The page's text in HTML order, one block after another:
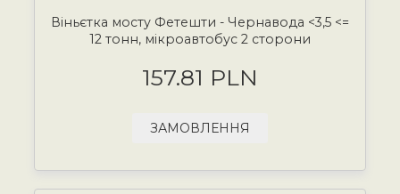
Віньєтка мосту Фетешти - Чернавода <3,5 <=
12 тонн, мікроавтобус 2 сторони
157.81 PLN
ЗАМОВЛЕННЯ